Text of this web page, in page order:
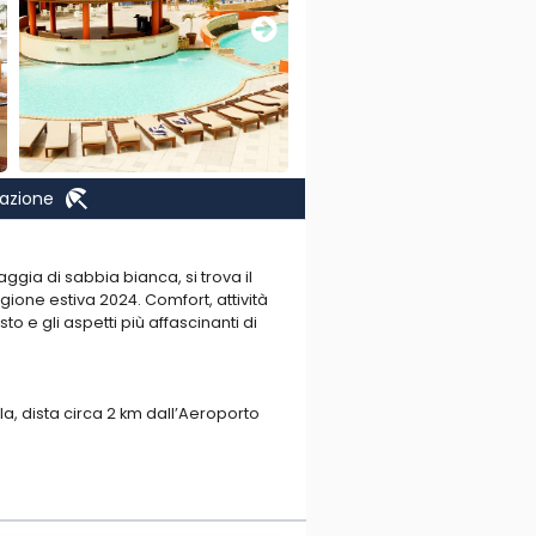
beach_access
di sabbia bianca, si trova il
estiva 2024. Comfort, attività
e gli aspetti più affascinanti di
dista circa 2 km dall’Aeroporto
e una relax per adulti)
centro benessere con massaggi